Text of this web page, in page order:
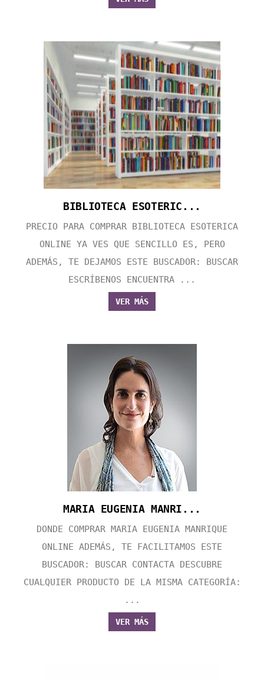
BIBLIOTECA ESOTERIC...
PRECIO PARA COMPRAR BIBLIOTECA ESOTERICA
ONLINE YA VES QUE SENCILLO ES, PERO
ADEMÁS, TE DEJAMOS ESTE BUSCADOR: BUSCAR
ESCRÍBENOS ENCUENTRA ...
VER MÁS
MARIA EUGENIA MANRI...
DONDE COMPRAR MARIA EUGENIA MANRIQUE
ONLINE ADEMÁS, TE FACILITAMOS ESTE
BUSCADOR: BUSCAR CONTACTA DESCUBRE
CUALQUIER PRODUCTO DE LA MISMA CATEGORÍA:
...
VER MÁS